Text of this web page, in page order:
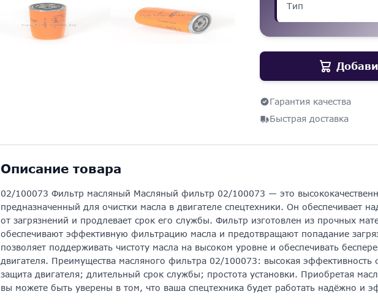
Тип
Гарантия качества
Быстрая доставка
Описание товара
02/100073 Фильтр масляный Масляный фильтр 02/100073 — это
предназначенный для очистки масла в двигателе спецтехники. Он обеспечивает
от загрязнений и продлевает срок его службы. Фильтр изготовлен из прочных
обеспечивают эффективную фильтрацию масла и предотвращают попадание
позволяет поддерживать чистоту масла на высоком уровне и обеспечивать
двигателя. Преимущества масляного фильтра 02/100073: высокая
защита двигателя; длительный срок службы; простота установки. Приобретая
вы можете быть уверены в том, что ваша спецтехника будет работать надёжно и